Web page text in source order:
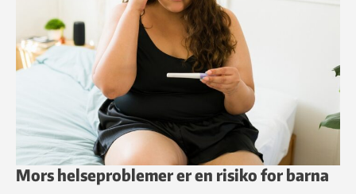
Mors helseproblemer er en risiko for barna